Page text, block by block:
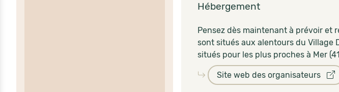
Hébergement
Pensez dès maintenant à prévoir et
sont situés aux alentours du Village
situés pour les plus proches à Mer
Site web des organisateurs